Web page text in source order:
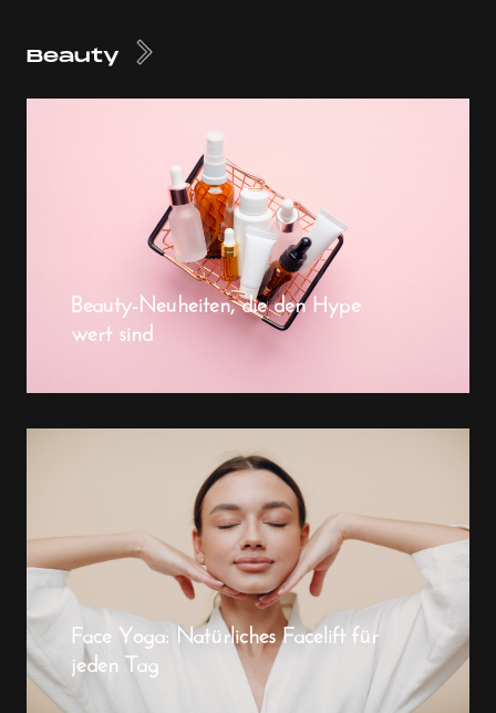
Beauty
Beauty-Neuheiten, die den Hype
wert sind
Face Yoga: Natürliches Facelift für
jeden Tag